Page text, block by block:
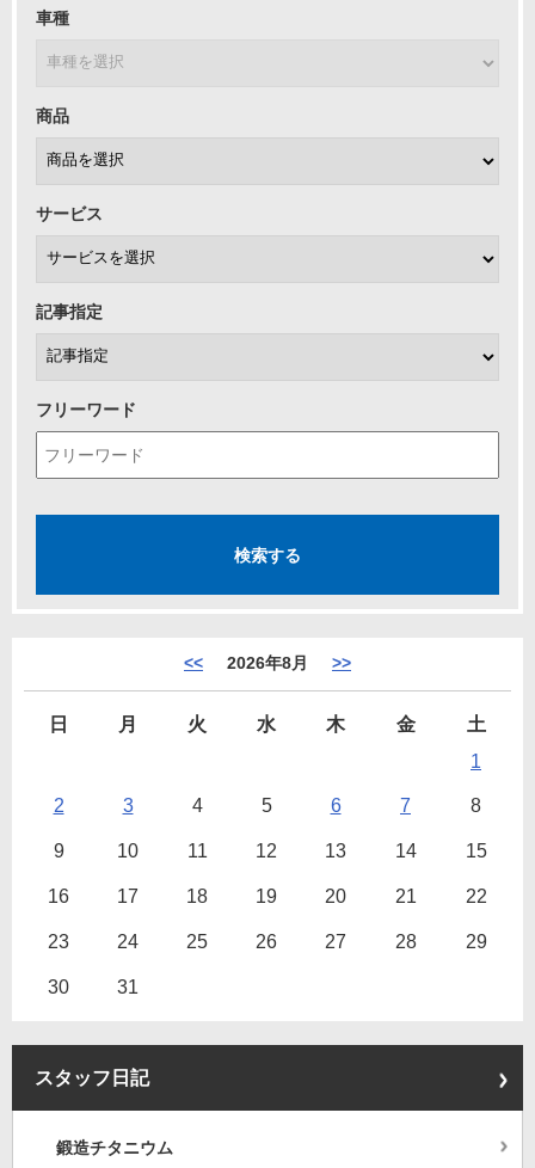
車種
商品
サービス
記事指定
フリーワード
<< 2026年8月 >>
日 月 火 水 木 金
土
1
2 3 4 5 6 7 8
9 10 11 12 13 14 15
16 17 18 19 20 21 22
23 24 25 26 27 28 29
30 31
スタッフ日記
鍛造チタニウム